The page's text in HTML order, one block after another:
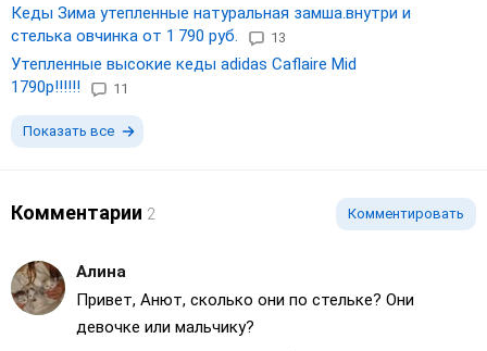
Кеды Зима утепленные натуральная замша.внутри и
стелька овчинка от 1 790 руб.
13
Утепленные высокие кеды adidas Caflaire Mid
1790p!!!!!!
11
Показать все
Комментарии 2 Комментировать
Алина
Привет, Анют, сколько они по стельке? Они
девочке или мальчику?